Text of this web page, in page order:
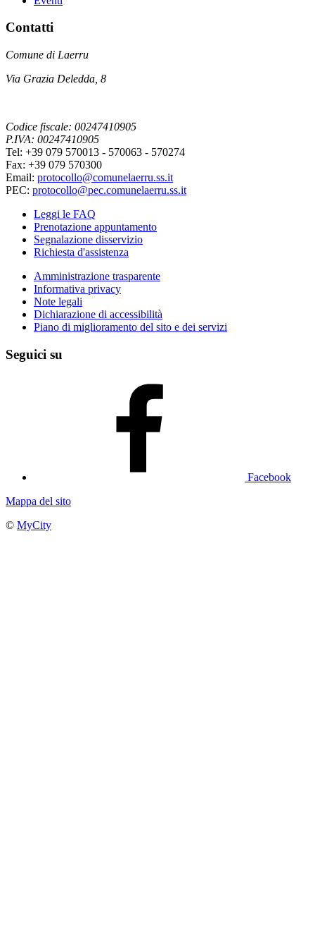
Contatti
Comune di Laerru
Via Grazia Deledda, 8
Codice fiscale: 00247410905
P.IVA: 00247410905
Tel: +39 079 570013 - 570063 - 570274
Fax: +39 079 570300
Email: protocollo@comunelaerru.ss.it
PEC: protocollo@pec.comunelaerru.ss.it
Leggi le FAQ
Prenotazione appuntamento
Segnalazione disservizio
Richiesta d'assistenza
Amministrazione trasparente
Informativa privacy
Note legali
Dichiarazione di accessibilità
Piano di miglioramento del sito e dei servizi
Seguici su
Facebook
Mappa del sito
© MyCity